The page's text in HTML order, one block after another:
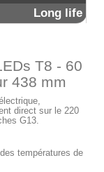
Long life
T8 - 60
438 mm
direct sur le 220
G13.
températures de